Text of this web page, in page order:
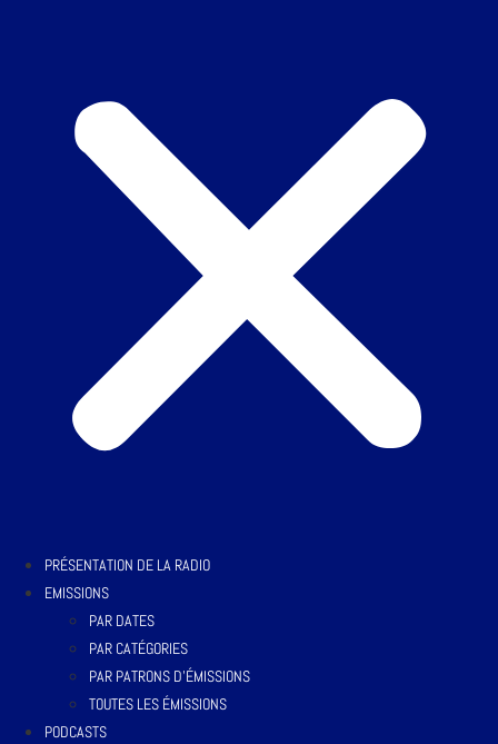
PRÉSENTATION DE LA RADIO
EMISSIONS
PAR DATES
PAR CATÉGORIES
PAR PATRONS D’ÉMISSIONS
TOUTES LES ÉMISSIONS
PODCASTS